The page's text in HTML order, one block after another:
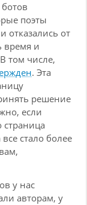
поэты
отказались от
время и
том числе,
. Эта
решение
если
страница
стало более
у нас
авторам, у